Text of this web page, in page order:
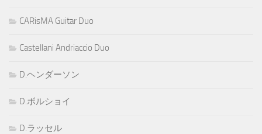
CARisMA Guitar Duo
Castellani Andriaccio Duo
D.ヘンダーソン
D.ボルショイ
D.ラッセル